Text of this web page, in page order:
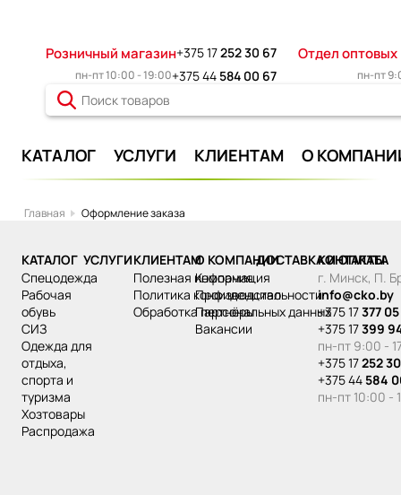
Розничный магазин+375 17252 30 67 Отдел
пн-пт 10:00 - 19:00+375 44 584 00 67 пн-пт
КАТАЛОГ УСЛУГИ КЛИЕНТАМ О
Главная Оформление заказа
КАТАЛОГ
спецодежда
рабочая
обувь
СИЗ
одежда для
отдыха,
спорта и
туризма
хозтовары
распродажа
УСЛУГИКЛИЕНТАМ
Полезная информация
Политика конфиденциальности
Обработка персональных данных
О КОМПАНИИ
Компания
Производство
Партнёры
Вакансии
ДОСТАВКА И ОПЛАТА
КОНТАКТЫ
г. Минск, П.
info@cko.by
+375 17377
+375 17399
пн-пт 9:00 -
+375 17252
+375 44 584
пн-пт 10:00 -